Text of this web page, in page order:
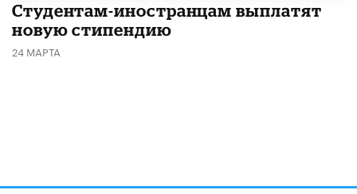
Студентам-иностранцам выплатят
новую стипендию
24 МАРТА